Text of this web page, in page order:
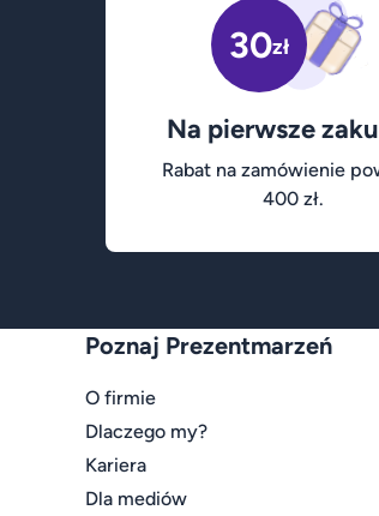
30zł
Na pierwsze
Rabat na zamówienie
400 zł.
Poznaj Prezentmarzeń
O firmie
Dlaczego my?
Kariera
Dla mediów